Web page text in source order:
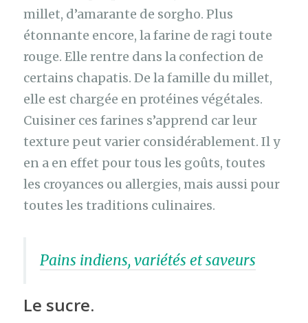
millet, d’amarante de sorgho. Plus
étonnante encore, la farine de ragi toute
rouge. Elle rentre dans la confection de
certains chapatis. De la famille du millet,
elle est chargée en protéines végétales.
Cuisiner ces farines s’apprend car leur
texture peut varier considérablement. Il y
en a en effet pour tous les goûts, toutes
les croyances ou allergies, mais aussi pour
toutes les traditions culinaires.
Pains indiens, variétés et saveurs
Le sucre.